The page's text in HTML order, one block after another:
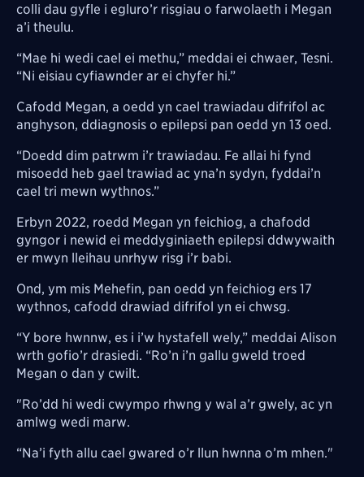
colli dau gyfle i egluro’r risgiau o farwolaeth i Megan
a’i theulu.
“Mae hi wedi cael ei methu,” meddai ei chwaer, Tesni.
“Ni eisiau cyfiawnder ar ei chyfer hi.”
Cafodd Megan, a oedd yn cael trawiadau difrifol ac
anghyson, ddiagnosis o epilepsi pan oedd yn 13 oed.
“Doedd dim patrwm i’r trawiadau. Fe allai hi fynd
misoedd heb gael trawiad ac yna’n sydyn, fyddai’n
cael tri mewn wythnos.”
Erbyn 2022, roedd Megan yn feichiog, a chafodd
gyngor i newid ei meddyginiaeth epilepsi ddwywaith
er mwyn lleihau unrhyw risg i’r babi.
Ond, ym mis Mehefin, pan oedd yn feichiog ers 17
wythnos, cafodd drawiad difrifol yn ei chwsg.
“Y bore hwnnw, es i i’w hystafell wely,” meddai Alison
wrth gofio’r drasiedi. “Ro’n i’n gallu gweld troed
Megan o dan y cwilt.
"Ro’dd hi wedi cwympo rhwng y wal a’r gwely, ac yn
amlwg wedi marw.
“Na’i fyth allu cael gwared o’r llun hwnna o’m mhen."